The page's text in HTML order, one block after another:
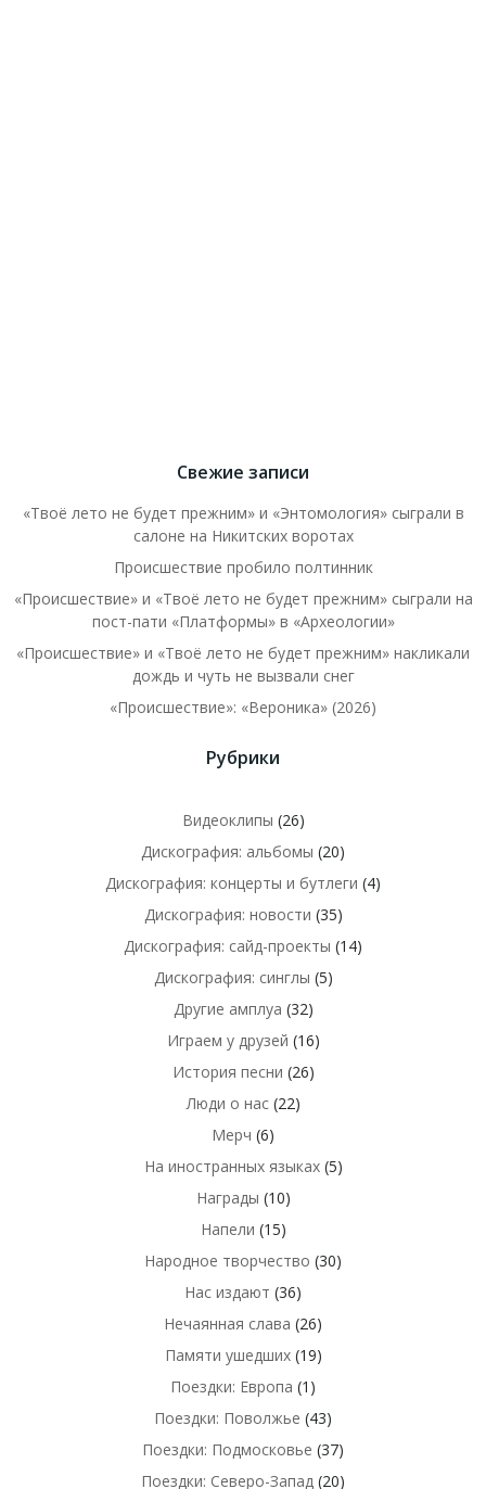
Свежие записи
«Твоё лето не будет прежним» и «Энтомология» сыграли в
салоне на Никитских воротах
Происшествие пробило полтинник
«Происшествие» и «Твоё лето не будет прежним» сыграли на
пост-пати «Платформы» в «Археологии»
«Происшествие» и «Твоё лето не будет прежним» накликали
дождь и чуть не вызвали снег
«Происшествие»: «Вероника» (2026)
Рубрики
Видеоклипы (26)
Дискография: альбомы (20)
Дискография: концерты и бутлеги (4)
Дискография: новости (35)
Дискография: сайд-проекты (14)
Дискография: синглы (5)
Другие амплуа (32)
Играем у друзей (16)
История песни (26)
Люди о нас(22)
Мерч (6)
На иностранных языках(5)
Награды (10)
Напели (15)
Народное творчество (30)
Нас издают (36)
Нечаянная слава (26)
Памяти ушедших(19)
Поездки: Европа (1)
Поездки: Поволжье (43)
Поездки: Подмосковье (37)
Поездки: Северо-Запад (20)